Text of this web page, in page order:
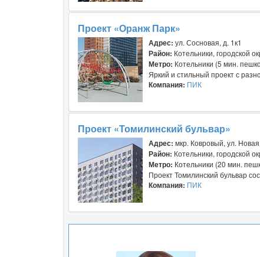
Проект «Оранж Парк»
Адрес: ул. Сосновая, д. 1к1
Район: Котельники, городской
Метро: Котельники (5 мин.
Яркий и стильный проект с
Компания: ПИК
Проект «Томилинский бульвар»
Адрес: мкр. Ковровый, ул.
Район: Котельники, городской
Метро: Котельники (20 мин.
Проект Томилинский бульвар
Компания: ПИК